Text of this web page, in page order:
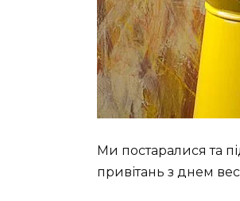
Ми постаралися та
привітань з днем